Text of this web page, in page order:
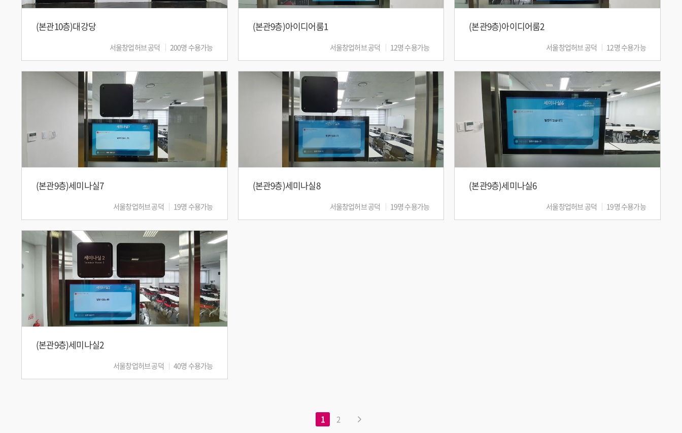
(본관10층)대강당
서울창업허브 공덕 200명 수용가능
(본관9층)아이디어룸1
서울창업허브 공덕 12명 수용가능
(본관9층)아이디어룸2
서울창업허브 공덕 12명 수용가능
(본관9층)세미나실7
서울창업허브 공덕 19명 수용가능
(본관9층)세미나실8
서울창업허브 공덕 19명 수용가능
(본관9층)세미나실6
서울창업허브 공덕 19명 수용가능
(본관9층)세미나실2
서울창업허브 공덕 40명 수용가능
1 2